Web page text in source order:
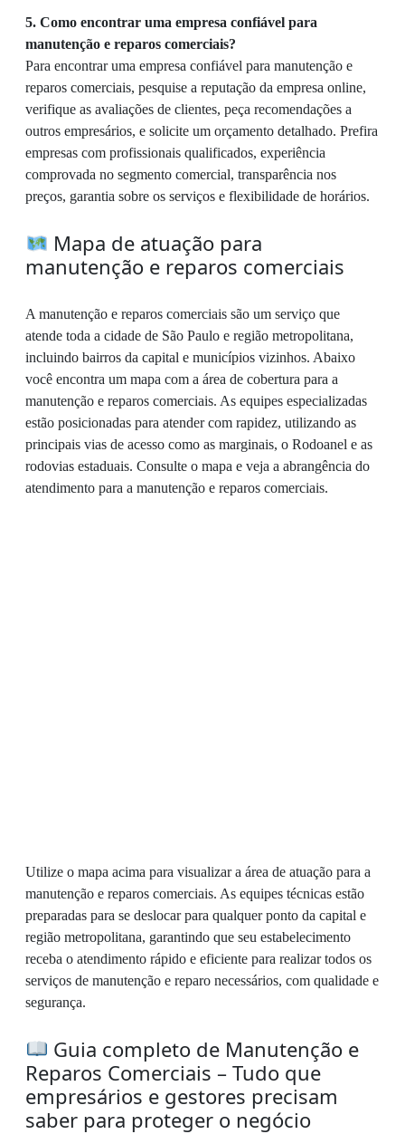
5. Como encontrar uma empresa confiável para
manutenção e reparos comerciais?
Para encontrar uma empresa confiável para manutenção e
reparos comerciais, pesquise a reputação da empresa online,
verifique as avaliações de clientes, peça recomendações a
outros empresários, e solicite um orçamento detalhado. Prefira
empresas com profissionais qualificados, experiência
comprovada no segmento comercial, transparência nos
preços, garantia sobre os serviços e flexibilidade de horários.
Mapa de atuação para
manutenção e reparos comerciais
A manutenção e reparos comerciais são um serviço que
atende toda a cidade de São Paulo e região metropolitana,
incluindo bairros da capital e municípios vizinhos. Abaixo
você encontra um mapa com a área de cobertura para a
manutenção e reparos comerciais. As equipes especializadas
estão posicionadas para atender com rapidez, utilizando as
principais vias de acesso como as marginais, o Rodoanel e as
rodovias estaduais. Consulte o mapa e veja a abrangência do
atendimento para a manutenção e reparos comerciais.
Utilize o mapa acima para visualizar a área de atuação para a
manutenção e reparos comerciais. As equipes técnicas estão
preparadas para se deslocar para qualquer ponto da capital e
região metropolitana, garantindo que seu estabelecimento
receba o atendimento rápido e eficiente para realizar todos os
serviços de manutenção e reparo necessários, com qualidade e
segurança.
Guia completo de Manutenção e
Reparos Comerciais – Tudo que
empresários e gestores precisam
saber para proteger o negócio